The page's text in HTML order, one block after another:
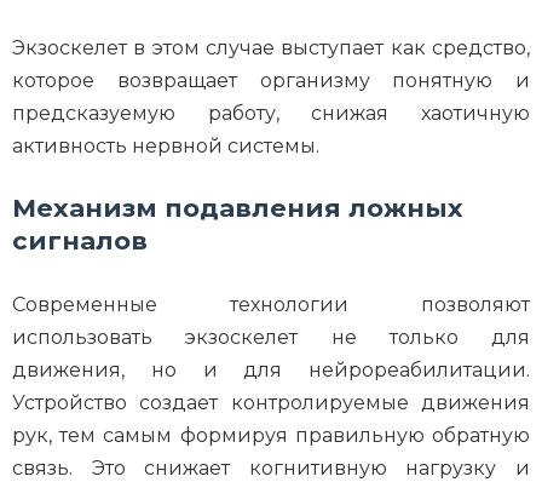
Экзоскелет в этом случае выступает как средство,
которое возвращает организму понятную и
предсказуемую работу, снижая хаотичную
активность нервной системы.
Механизм подавления ложных
сигналов
Современные технологии позволяют
использовать экзоскелет не только для
движения, но и для нейрореабилитации.
Устройство создает контролируемые движения
рук, тем самым формируя правильную обратную
связь. Это снижает когнитивную нагрузку и